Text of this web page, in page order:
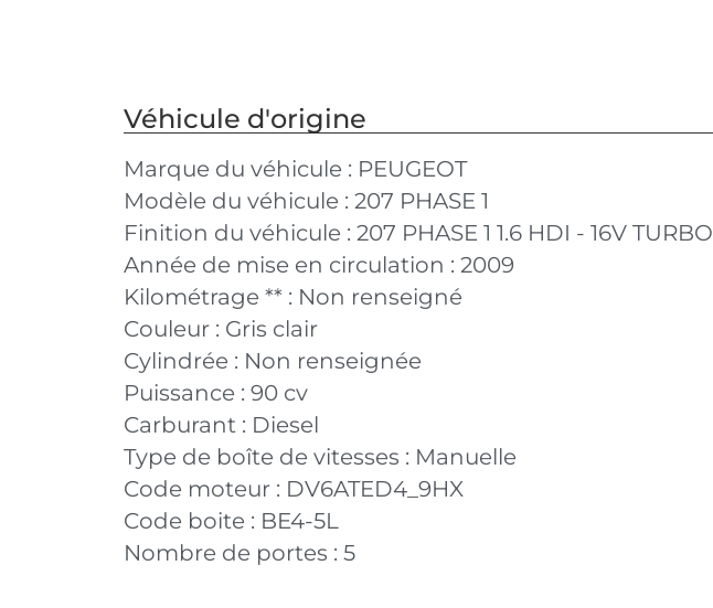
Véhicule d'origine
Marque du véhicule : PEUGEOT
Modèle du véhicule : 207 PHASE 1
Finition du véhicule : 207 PHASE 1 1.6 HDI - 16V TURBO
Année de mise en circulation : 2009
Kilométrage ** : Non renseigné
Couleur : Gris clair
Cylindrée : Non renseignée
Puissance : 90 cv
Carburant : Diesel
Type de boîte de vitesses : Manuelle
Code moteur : DV6ATED4_9HX
Code boite : BE4-5L
Nombre de portes : 5